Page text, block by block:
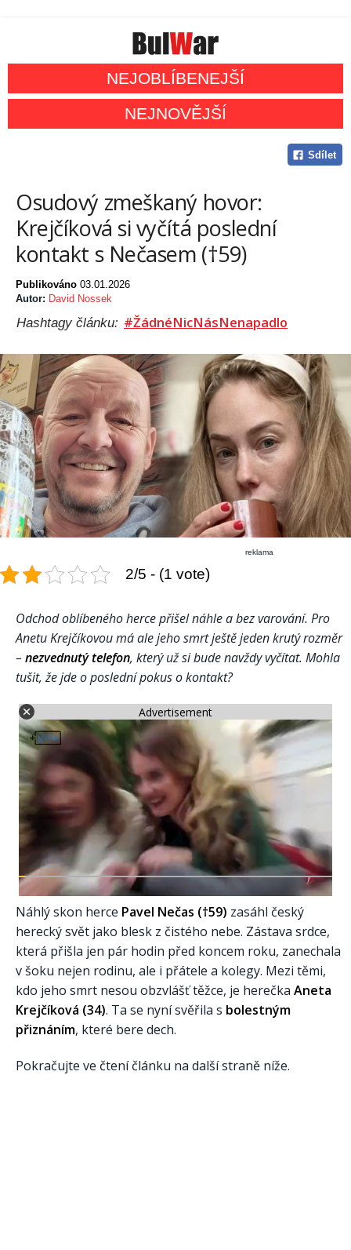
NEJOBLÍBENEJŠÍ
NEJNOVĚJŠÍ
Sdílet
Osudový zmeškaný hovor:
Krejčíková si vyčítá poslední
kontakt s Nečasem (†59)
Publikováno 03.01.2026
Autor: David Nossek
Hashtagy článku: #ŽádnéNicNásNenapadlo
reklama
2/5 - (1 vote)
Odchod oblíbeného herce přišel náhle a bez varování. Pro
Anetu Krejčíkovou má ale jeho smrt ještě jeden krutý rozměr
– nezvednutý telefon, který už si bude navždy vyčítat. Mohla
tušit, že jde o poslední pokus o kontakt?
Advertisement
Náhlý skon herce Pavel Nečas (†59) zasáhl český
herecký svět jako blesk z čistého nebe. Zástava srdce,
která přišla jen pár hodin před koncem roku, zanechala
v šoku nejen rodinu, ale i přátele a kolegy. Mezi těmi,
kdo jeho smrt nesou obzvlášť těžce, je herečka Aneta
Krejčíková (34). Ta se nyní svěřila s bolestným
přiznáním, které bere dech.
Pokračujte ve čtení článku na další straně níže.